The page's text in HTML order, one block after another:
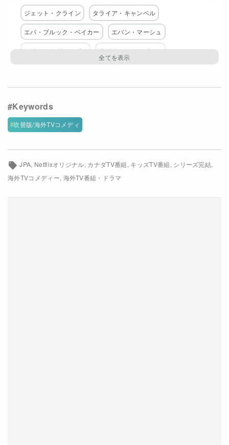
閉じる
ジェット・クライン タライア・キャンベル
エバ・ブルック・ベイカー エバン・マーシュ
ケリー・オグムンゾン ライアン・ベルヴィル
フレッド・ユアニック
ネットワーク
Netflix
吹替版/海外TVコメディ
JPA Netflixオリジナル カナダTV番組 キッズTV番組 シリーズ完結
海外TVコメディー 海外TV番組・ドラマ